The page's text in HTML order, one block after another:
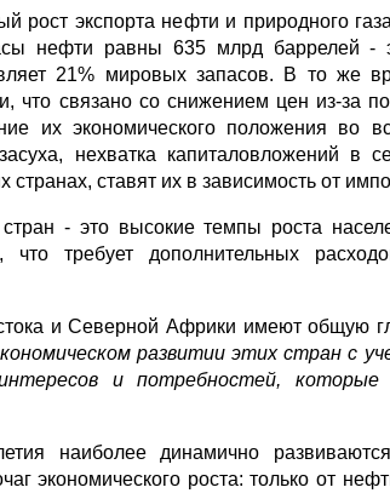
рост экспорта нефти и природного
нефти равны 635 млрд баррелей -
21% мировых запасов. В то же
что связано со снижением цен из-за
их экономического положения во
нехватка капиталовложений в
ставят их в зависимость от
- это высокие темпы роста
требует дополнительных
и Северной Африки имеют общую
развитии этих стран с
и потребностей,
наиболее динамично
экономического роста: только от